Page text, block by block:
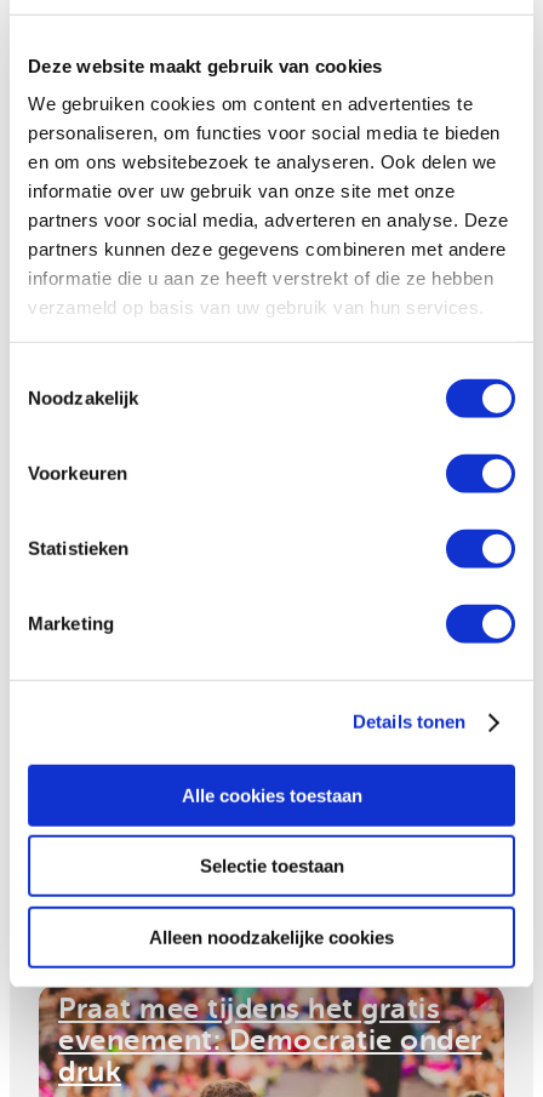
Deze website maakt gebruik van cookies
We gebruiken cookies om content en advertenties te
personaliseren, om functies voor social media te bieden
en om ons websitebezoek te analyseren. Ook delen we
informatie over uw gebruik van onze site met onze
partners voor social media, adverteren en analyse. Deze
partners kunnen deze gegevens combineren met andere
informatie die u aan ze heeft verstrekt of die ze hebben
verzameld op basis van uw gebruik van hun services.
Noodzakelijk
Voorkeuren
Statistieken
Marketing
Details tonen
Alle cookies toestaan
Selectie toestaan
Alleen noodzakelijke cookies
bezuinigingen terug te draaien en te
kiezen voor een beleid dat recht doet
aan de uitdagingen en kansen van deze
tijd.”
Jouw steun blijft hard nodig
De exorbitante bezuinigingen zijn een klap in het
gezicht van de activisten die zich over de hele
wereld inzetten voor een betere samenleving.
Wij blijven keihard werken om anderen te
donateurs steeds belangrijker. Wij zijn jullie dan ook
enorm dankbaar. Samen kunnen we namelijk blijven
rechten onder druk staan.
Hivos reageert op de nieuwe
minister voor Buitenlandse
Handel en Ontwikkelingshulp
Praat mee tijdens het gratis
evenement: Democratie onder
druk